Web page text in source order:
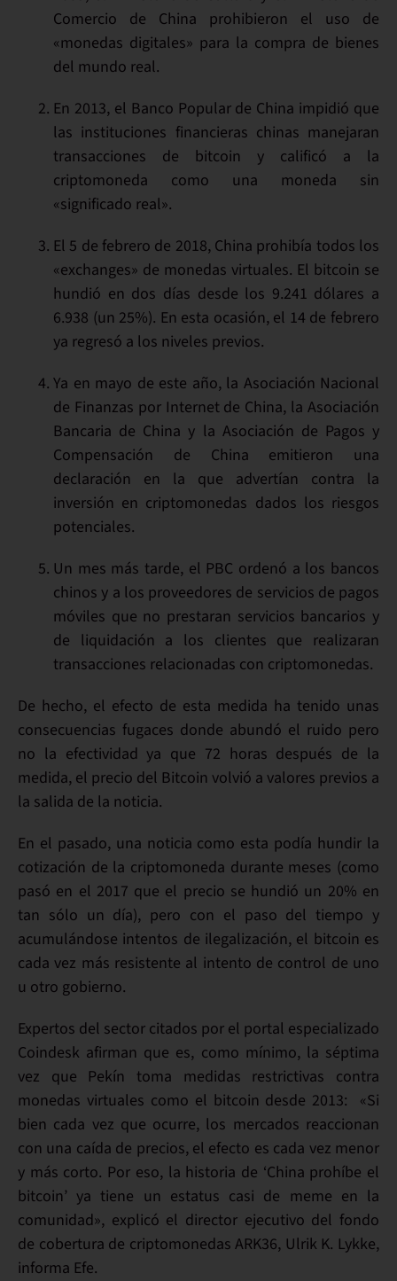
Comercio de China prohibieron el uso de
«monedas digitales» para la compra de bienes
del mundo real.
En 2013, el Banco Popular de China impidió que
las instituciones financieras chinas manejaran
transacciones de bitcoin y calificó a la
criptomoneda como una moneda sin
«significado real».
El 5 de febrero de 2018, China prohibía todos los
«exchanges» de monedas virtuales. El bitcoin se
hundió en dos días desde los 9.241 dólares a
6.938 (un 25%). En esta ocasión, el 14 de febrero
ya regresó a los niveles previos.
Ya en mayo de este año, la Asociación Nacional
de Finanzas por Internet de China, la Asociación
Bancaria de China y la Asociación de Pagos y
Compensación de China emitieron una
declaración en la que advertían contra la
inversión en criptomonedas dados los riesgos
potenciales.
Un mes más tarde, el PBC ordenó a los bancos
chinos y a los proveedores de servicios de pagos
móviles que no prestaran servicios bancarios y
de liquidación a los clientes que realizaran
transacciones relacionadas con criptomonedas.
De hecho, el efecto de esta medida ha tenido unas
consecuencias fugaces donde abundó el ruido pero
no la efectividad ya que 72 horas después de la
medida, el precio del Bitcoin volvió a valores previos a
la salida de la noticia.
En el pasado, una noticia como esta podía hundir la
cotización de la criptomoneda durante meses (como
pasó en el 2017 que el precio se hundió un 20% en
tan sólo un día), pero con el paso del tiempo y
acumulándose intentos de ilegalización, el bitcoin es
cada vez más resistente al intento de control de uno
u otro gobierno.
Expertos del sector citados por el portal especializado
Coindesk afirman que es, como mínimo, la séptima
vez que Pekín toma medidas restrictivas contra
monedas virtuales como el bitcoin desde 2013: «Si
bien cada vez que ocurre, los mercados reaccionan
con una caída de precios, el efecto es cada vez menor
y más corto. Por eso, la historia de ‘China prohíbe el
bitcoin’ ya tiene un estatus casi de meme en la
comunidad», explicó el director ejecutivo del fondo
de cobertura de criptomonedas ARK36, Ulrik K. Lykke,
informa Efe.